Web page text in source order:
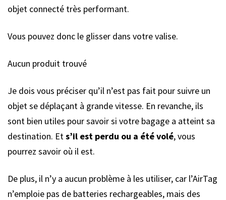
objet connecté très performant.
Vous pouvez donc le glisser dans votre valise.
Aucun produit trouvé
Je dois vous préciser qu’il n’est pas fait pour suivre un
objet se déplaçant à grande vitesse. En revanche, ils
sont bien utiles pour savoir si votre bagage a atteint sa
destination. Ets’il est perdu ou a été volé, vous
pourrez savoir où il est.
De plus, il n’y a aucun problème à les utiliser, car l’AirTag
n’emploie pas de batteries rechargeables, mais des